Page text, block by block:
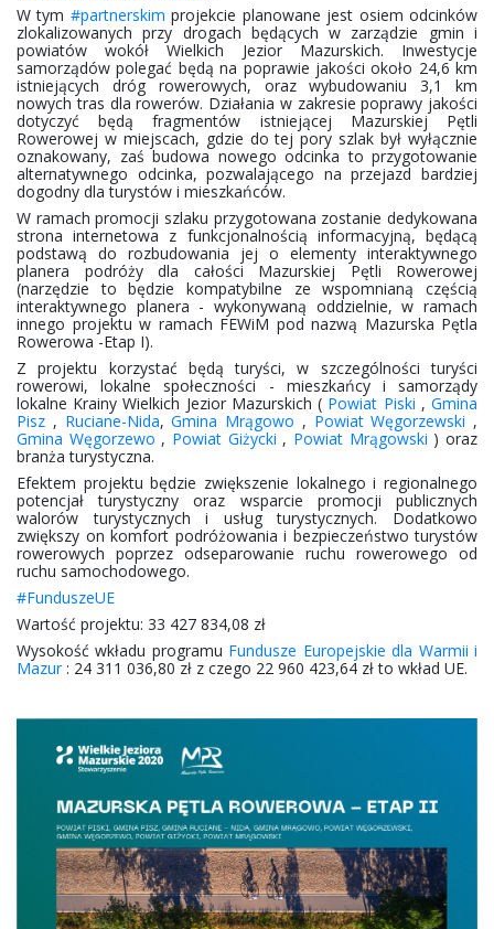
W tym #partnerskim projekcie planowane jest osiem odcinków
zlokalizowanych przy drogach będących w zarządzie gmin i
powiatów wokół Wielkich Jezior Mazurskich. Inwestycje
samorządów polegać będą na poprawie jakości około 24,6 km
istniejących dróg rowerowych, oraz wybudowaniu 3,1 km
nowych tras dla rowerów. Działania w zakresie poprawy jakości
dotyczyć będą fragmentów istniejącej Mazurskiej Pętli
Rowerowej w miejscach, gdzie do tej pory szlak był wyłącznie
oznakowany, zaś budowa nowego odcinka to przygotowanie
alternatywnego odcinka, pozwalającego na przejazd bardziej
dogodny dla turystów i mieszkańców.
W ramach promocji szlaku przygotowana zostanie dedykowana
strona internetowa z funkcjonalnością informacyjną, będącą
podstawą do rozbudowania jej o elementy interaktywnego
planera podróży dla całości Mazurskiej Pętli Rowerowej
(narzędzie to będzie kompatybilne ze wspomnianą częścią
interaktywnego planera - wykonywaną oddzielnie, w ramach
innego projektu w ramach FEWiM pod nazwą Mazurska Pętla
Rowerowa -Etap I).
Z projektu korzystać będą turyści, w szczególności turyści
rowerowi, lokalne społeczności - mieszkańcy i samorządy
lokalne Krainy Wielkich Jezior Mazurskich ( Powiat Piski ,Gmina
Pisz , Ruciane-Nida,Gmina Mrągowo , Powiat Węgorzewski ,
Gmina Węgorzewo , Powiat Giżycki , Powiat Mrągowski ) oraz
branża turystyczna.
Efektem projektu będzie zwiększenie lokalnego i regionalnego
potencjał turystyczny oraz wsparcie promocji publicznych
walorów turystycznych i usług turystycznych. Dodatkowo
zwiększy on komfort podróżowania i bezpieczeństwo turystów
rowerowych poprzez odseparowanie ruchu rowerowego od
ruchu samochodowego.
#FunduszeUE
Wartość projektu: 33 427 834,08 zł
Wysokość wkładu programu Fundusze Europejskie dla Warmii i
Mazur : 24 311 036,80 zł z czego 22 960 423,64 zł to wkład UE.